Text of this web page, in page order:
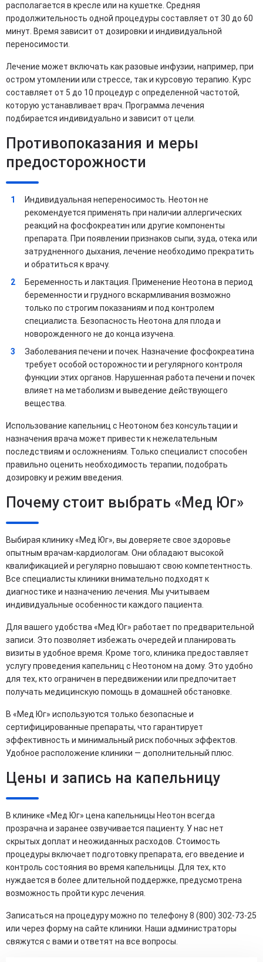
располагается в кресле или на кушетке. Средняя
продолжительность одной процедуры составляет от 30 до 60
минут. Время зависит от дозировки и индивидуальной
переносимости.
Лечение может включать как разовые инфузии, например, при
остром утомлении или стрессе, так и курсовую терапию. Курс
составляет от 5 до 10 процедур с определенной частотой,
которую устанавливает врач. Программа лечения
подбирается индивидуально и зависит от цели.
Противопоказания и меры
предосторожности
Индивидуальная непереносимость. Неотон не
рекомендуется применять при наличии аллергических
реакций на фосфокреатин или другие компоненты
препарата. При появлении признаков сыпи, зуда, отека или
затрудненного дыхания, лечение необходимо прекратить
и обратиться к врачу.
Беременность и лактация. Применение Неотона в период
беременности и грудного вскармливания возможно
только по строгим показаниям и под контролем
специалиста. Безопасность Неотона для плода и
новорожденного не до конца изучена.
Заболевания печени и почек. Назначение фосфокреатина
требует особой осторожности и регулярного контроля
функции этих органов. Нарушенная работа печени и почек
влияет на метаболизм и выведение действующего
вещества.
Использование капельниц с Неотоном без консультации и
назначения врача может привести к нежелательным
последствиям и осложнениям. Только специалист способен
правильно оценить необходимость терапии, подобрать
дозировку и режим введения.
Почему стоит выбрать «Мед Юг»
Выбирая клинику «Мед Юг», вы доверяете свое здоровье
опытным врачам-кардиологам. Они обладают высокой
квалификацией и регулярно повышают свою компетентность.
Все специалисты клиники внимательно подходят к
диагностике и назначению лечения. Мы учитываем
индивидуальные особенности каждого пациента.
Для вашего удобства «Мед Юг» работает по предварительной
записи. Это позволяет избежать очередей и планировать
визиты в удобное время. Кроме того, клиника предоставляет
услугу проведения капельниц с Неотоном на дому. Это удобно
для тех, кто ограничен в передвижении или предпочитает
получать медицинскую помощь в домашней обстановке.
В «Мед Юг» используются только безопасные и
сертифицированные препараты, что гарантирует
эффективность и минимальный риск побочных эффектов.
Удобное расположение клиники — дополнительный плюс.
Цены и запись на капельницу
В клинике «Мед Юг» цена капельницы Неотон всегда
прозрачна и заранее озвучивается пациенту. У нас нет
скрытых доплат и неожиданных расходов. Стоимость
процедуры включает подготовку препарата, его введение и
контроль состояния во время капельницы. Для тех, кто
нуждается в более длительной поддержке, предусмотрена
возможность пройти курс лечения.
Записаться на процедуру можно по телефону 8 (800) 302-73-25
или через форму на сайте клиники. Наши администраторы
свяжутся с вами и ответят на все вопросы.